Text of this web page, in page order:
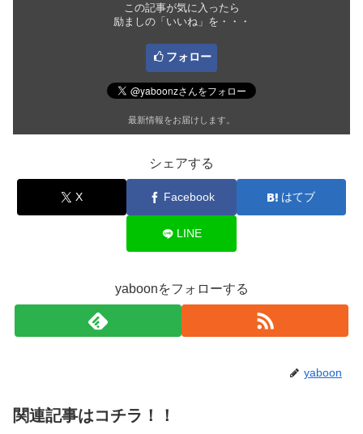
この記事が気に入ったら
励ましの「いいね」を・・・
フォロー
最新情報をお届けします。
シェアする
X Facebook はてブ
LINE
yaboonをフォローする
yaboon
関連記事はコチラ！！